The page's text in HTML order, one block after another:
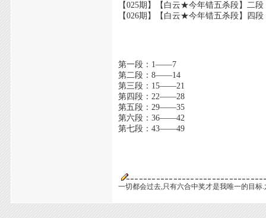
【025期】【白云★今年错五杀段】二段
【026期】【白云★今年错五杀段】四段
第一段：1——7
第二段：8——14
第三段：15——21
第四段：22——28
第五段：29——35
第六段：36——42
第七段：43——49
一切都会过去,只有六合中奖才是我唯一的目